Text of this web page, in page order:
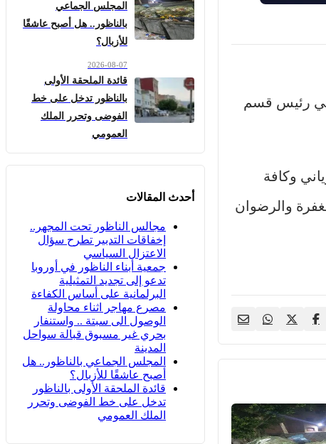
رئيس قسم
وكافة
والرضوان
المجلس الجماعي
بالناظور.. هل أصبح عاشقًا
للأزبال؟
2026-08-07
قائدة الملحقة الأولى
بالناظور تدخل على خط
الفوضى وتحرر الملك
العمومي
أحدث المقالات
مجالس الناظور تحت المجهر..
إخفاقات التدبير تطرح سؤال
الاعتزال السياسي
جمعية أبناء الناظور في أوروبا
تدعو إلى تجديد التمثيلية
البرلمانية على أساس الكفاءة
مصرع مهاجر اثناء محاولة
الوصول الى سبتة .. واستنفار
بحري غير مسبوق قبالة سواحل
المدينة
المجلس الجماعي بالناظور.. هل
أصبح عاشقًا للأزبال؟
قائدة الملحقة الأولى بالناظور
تدخل على خط الفوضى وتحرر
الملك العمومي